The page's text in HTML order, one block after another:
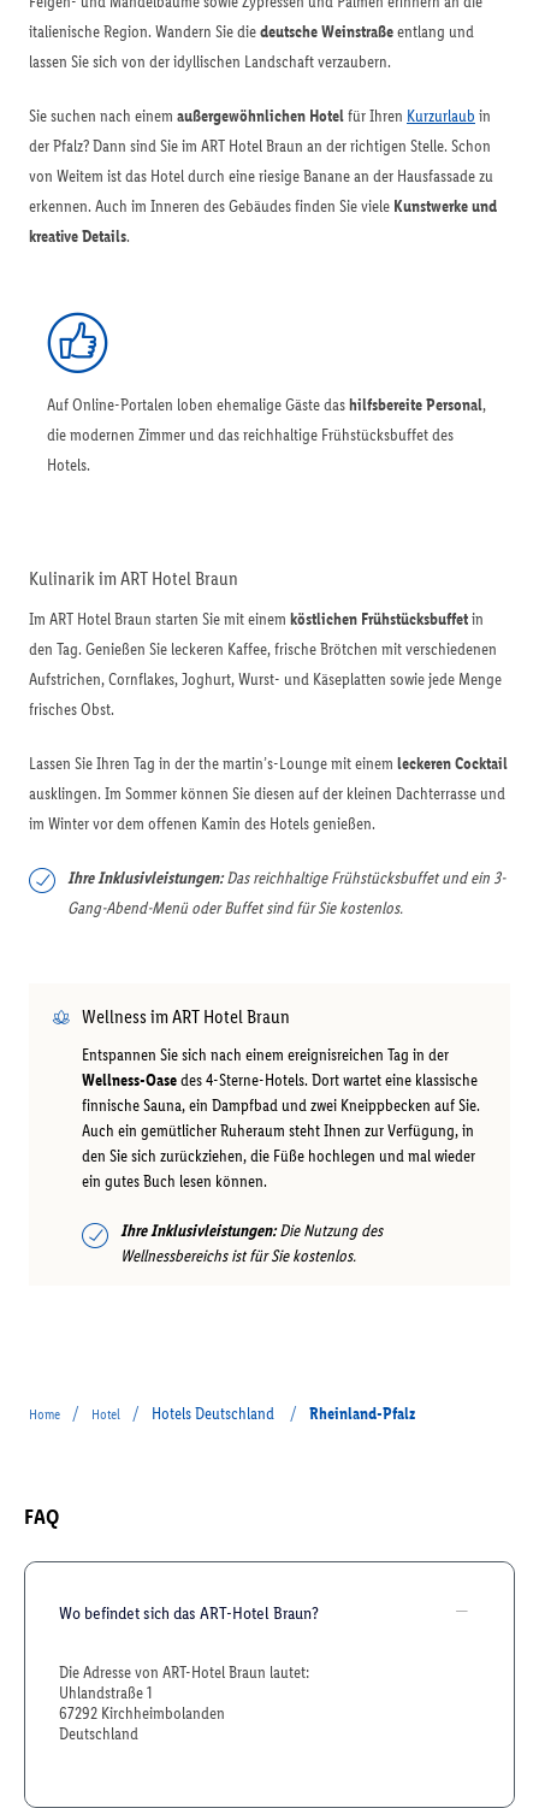
italienische Region. Wandern Sie diedeutsche Weinstraßeentlang und
lassen Sie sich von der idyllischen Landschaft verzaubern.
Sie suchen nach einem außergewöhnlichen Hotelfür Ihren Kurzurlaub in
der Pfalz? Dann sind Sie im ART Hotel Braun an der richtigen Stelle. Schon
von Weitem ist das Hotel durch eine riesige Banane an der Hausfassade zu
erkennen. Auch im Inneren des Gebäudes finden Sie viele Kunstwerke und
kreative Details.
Auf Online-Portalen loben ehemalige Gäste dashilfsbereite Personal,
die modernen Zimmer und das reichhaltige Frühstücksbuffet des
Hotels.
Kulinarik im ART Hotel Braun
Im ART Hotel Braun starten Sie mit einem köstlichen Frühstücksbuffetin
den Tag. Genießen Sie leckeren Kaffee, frische Brötchen mit verschiedenen
Aufstrichen, Cornflakes, Joghurt, Wurst- und Käseplatten sowie jede Menge
frisches Obst.
Lassen Sie Ihren Tag in der the martin’s-Lounge mit einem leckeren Cocktail
ausklingen. Im Sommer können Sie diesen auf der kleinen Dachterrasse und
im Winter vor dem offenen Kamin des Hotels genießen.
Ihre Inklusivleistungen:Das reichhaltige Frühstücksbuffet und ein 3-
Gang-Abend-Menü oder Buffet sind für Sie kostenlos.
Wellness im ART Hotel Braun
Entspannen Sie sich nach einem ereignisreichen Tag in der
Wellness-Oasedes 4-Sterne-Hotels. Dort wartet eine klassische
finnische Sauna, ein Dampfbad und zwei Kneippbecken auf Sie.
Auch ein gemütlicher Ruheraum steht Ihnen zur Verfügung, in
den Sie sich zurückziehen, die Füße hochlegen und mal wieder
ein gutes Buch lesen können.
Ihre Inklusivleistungen:Die Nutzung des
Wellnessbereichs ist für Sie kostenlos.
Home / Hotel / Hotels Deutschland / Rheinland-Pfalz
FAQ
Wo befindet sich das ART-Hotel Braun?
Die Adresse von ART-Hotel Braun lautet:
Uhlandstraße 1
67292 Kirchheimbolanden
Deutschland